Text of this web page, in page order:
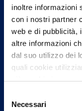
inoltre informazioni
con i nostri partner
web e di pubblicità,
altre informazioni
dal suo utilizzo dei
quali cookie
più su chi siamo,
può trovare nel
delNecessari
Contattaci